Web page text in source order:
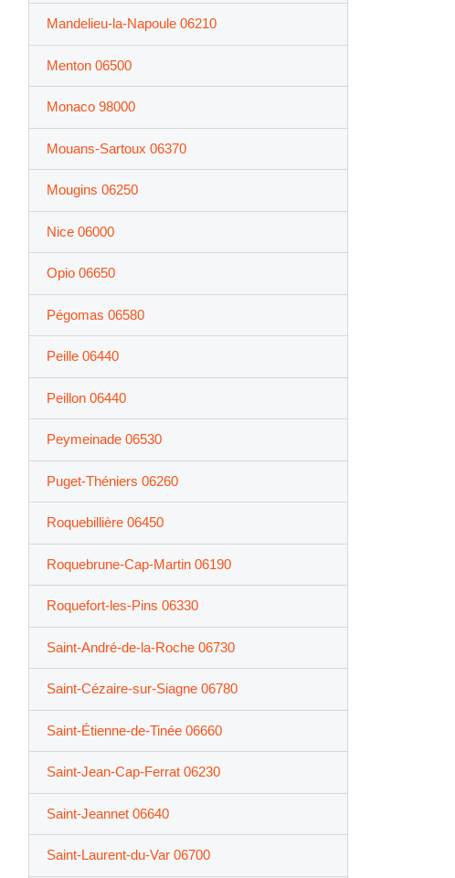
Mandelieu-la-Napoule 06210
Menton 06500
Monaco 98000
Mouans-Sartoux 06370
Mougins 06250
Nice 06000
Opio 06650
Pégomas 06580
Peille 06440
Peillon 06440
Peymeinade 06530
Puget-Théniers 06260
Roquebillière 06450
Roquebrune-Cap-Martin 06190
Roquefort-les-Pins 06330
Saint-André-de-la-Roche 06730
Saint-Cézaire-sur-Siagne 06780
Saint-Étienne-de-Tinée 06660
Saint-Jean-Cap-Ferrat 06230
Saint-Jeannet 06640
Saint-Laurent-du-Var 06700